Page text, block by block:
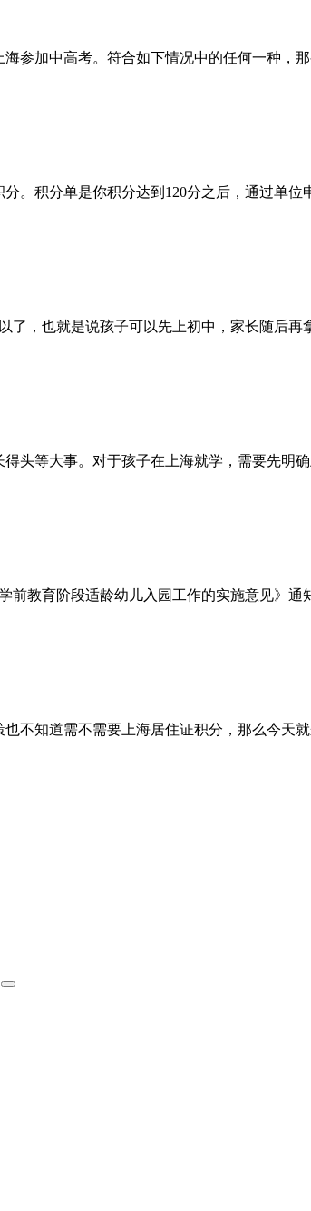
参加中高考。符合如下情况中的任何一种，
。积分单是你积分达到120分之后，通过单
了，也就是说孩子可以先上初中，家长随后
头等大事。对于孩子在上海就学，需要先明
前教育阶段适龄幼儿入园工作的实施意见》
不知道需不需要上海居住证积分，那么今天